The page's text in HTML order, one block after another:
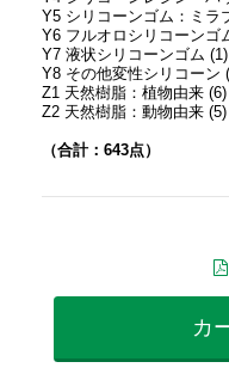
Y5 シリコーンゴム：ミラ
Y6 フルオロシリコーンゴ
Y7 液状シリコーンゴム (1)
Y8 その他変性シリコーン
Z1 天然樹脂：植物由来 (6)
Z2 天然樹脂：動物由来 (5)
（合計：643点）
カ